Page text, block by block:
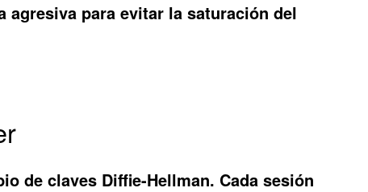
agresiva para evitar la saturación del
de claves Diffie-Hellman. Cada sesión